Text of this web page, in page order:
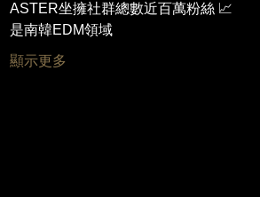
ASTER坐擁社群總數近百萬粉絲 📈
是南韓EDM領域
顯示更多